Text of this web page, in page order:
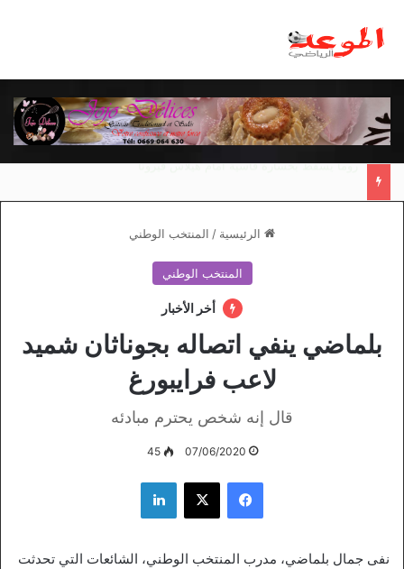
الرئيسية / المنتخب الوطني
المنتخب الوطني
أخر الأخبار
بلماضي ينفي اتصاله بجوناثان شميد
لاعب فرايبورغ
قال إنه شخص يحترم مبادئه
07/06/2020
45
فيسبوك ‫X لينكدإن
نفى جمال بلماضي، مدرب المنتخب الوطني، الشائعات التي تحدثت